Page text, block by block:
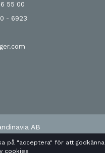
55 00
- 6923
AB
på "acceptera" för att godkänna
cookies